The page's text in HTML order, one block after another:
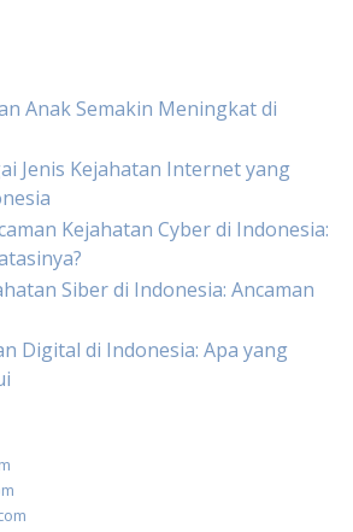
Anak Semakin Meningkat di
Jenis Kejahatan Internet yang
Kejahatan Cyber di Indonesia:
Siber di Indonesia: Ancaman
Digital di Indonesia: Apa yang